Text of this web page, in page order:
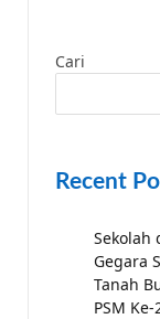
Cari
Recent
Sekolah
Gegara
Tanah
PSM